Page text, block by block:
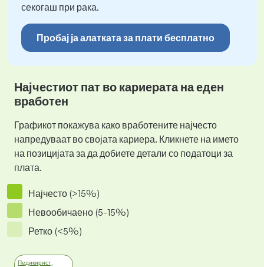
секогаш при рака.
Пробај ја алатката за плати бесплатно
Најчестиот пат во кариерата на еден
вработен
Графикот покажува како вработените најчесто
напредуваат во својата кариера. Кликнете на името
на позицијата за да добиете детали со податоци за
плата.
Најчесто (>15%)
Невообичаено (5-15%)
Ретко (<5%)
Педикирист,